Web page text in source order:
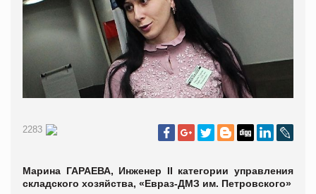
2283
Марина ГАРАЕВА, Инженер II категории управления
складского хозяйства, «Евраз-ДМЗ им. Петровского»